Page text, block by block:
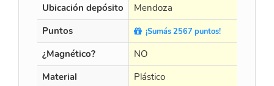
Ubicación depósito
Mendoza
Puntos
¡Sumás 2567 puntos!
¿Magnético? NO
Material
Plástico